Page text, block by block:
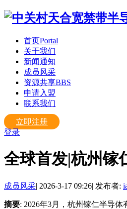
首页Portal
关于我们
新闻通知
成员风采
资源共享BBS
申请入盟
联系我们
立即注册
登录
全球首发|杭州镓
成员风采| 2026-3-17 09:26| 发布者:
摘要: 2026年3月，杭州镓仁半导